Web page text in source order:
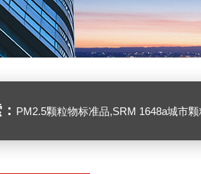
PM2.5颗粒物标准品,SRM 1648a城市颗粒物,SRM